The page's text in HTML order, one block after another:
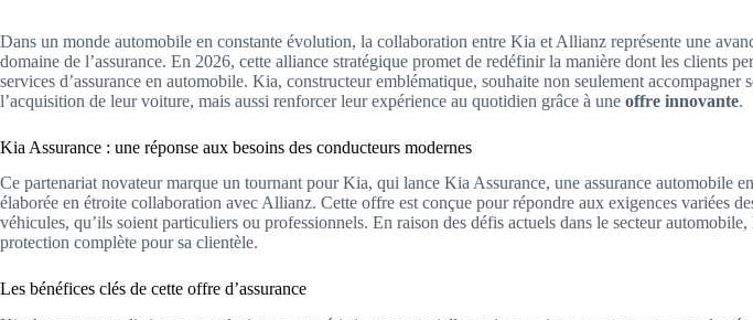
Dans un monde automobile en constante évolution, la collaboration entre Kia et Allianz représente une
domaine de l’assurance. En 2026, cette alliance stratégique promet de redéfinir la manière dont les clients
services d’assurance en automobile. Kia, constructeur emblématique, souhaite non seulement accompagner
l’acquisition de leur voiture, mais aussi renforcer leur expérience au quotidien grâce à une offre innovante.
Kia Assurance : une réponse aux besoins des conducteurs modernes
Ce partenariat novateur marque un tournant pour Kia, qui lance Kia Assurance, une assurance automobile
élaborée en étroite collaboration avec Allianz. Cette offre est conçue pour répondre aux exigences variées
véhicules, qu’ils soient particuliers ou professionnels. En raison des défis actuels dans le secteur
protection complète pour sa clientèle.
Les bénéfices clés de cette offre d’assurance